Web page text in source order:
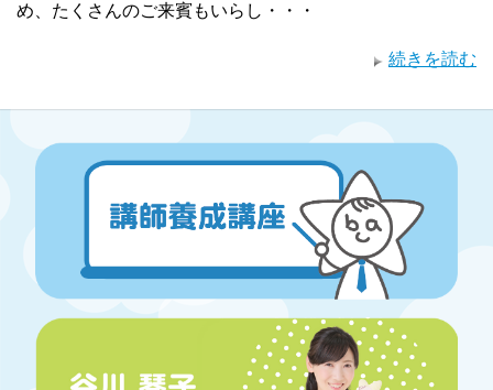
め、たくさんのご来賓もいらし・・・
続きを読む